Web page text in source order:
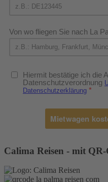
Von wo fliegen Sie nach La
Hiermit bestätige ich die
Datenschutzverordnung
Datenschutzerklärung
Mietwagen
Calima Reisen - mit QR-